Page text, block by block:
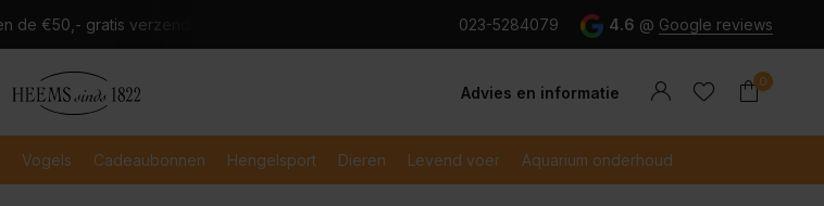
Verzending binnen 2-3 werkdagen Veilig en snel betaald met iDeal
023-5284079 4.6 @ Google reviews
Advies en informatie
0
Vogels Cadeaubonnen Hengelsport Dieren Levend voer Aquarium onderhoud